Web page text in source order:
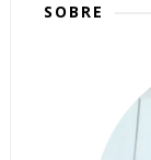
SOBRE